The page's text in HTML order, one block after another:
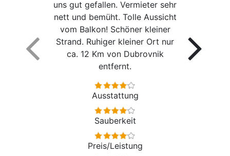
uns gut gefallen. Vermieter sehr
nett und bemüht. Tolle Aussicht
vom Balkon! Schöner kleiner
Strand. Ruhiger kleiner Ort nur
ca. 12 Km von Dubrovnik
entfernt.
Ausstattung
Sauberkeit
Preis/Leistung